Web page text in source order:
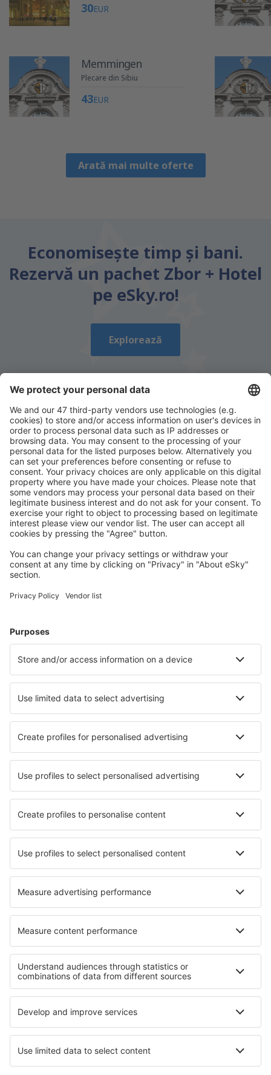
30EUR
Memmingen
Plecare din Sibiu
43EUR
Arată mai multe oferte
Economiseşte timp și bani.
Rezervă un pachet Zbor + Hotel
pe eSky.ro!
Explorează
Descarcă aplicația noastrăși organizează-ţi
convenabil călătoriile
Planifică-ți călătoria
Bilete de avion
Zbor+Hotel
Află mai multe
Companii aeriene
Wizz Air
Ryanair
Lufthansa
Despre eSky
Cariere
Termeni şi condiţii
Rezervările mele
Politica de Confidențialitate
Politică cookie
Asistenţă şi contact